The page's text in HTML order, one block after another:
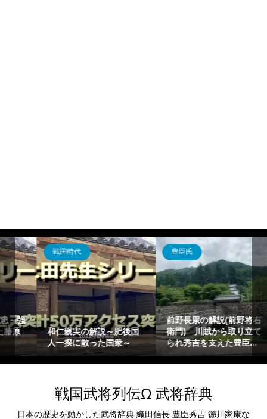
豊臣氏
前野長康の解説(前野将右
衛門) 川賊から取り立て
られ秀吉を支えた豊臣...
江戸時代
シドッチの解説～鎖国下
の日本に骨を埋めたイタ
リア人宣教師～
戦国武将列伝Ω 武将辞典
日本の歴史を動かした武将辞典 織田信長 豊臣秀吉 徳川家康な